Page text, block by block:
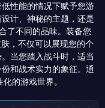
性能的情况下赋予您游
计、神秘的主题，还是
了不同的品味。装备您
，不仅可以展现您的个
当您踏入战斗时，适当
和战术实力的象征。通
的游戏世界。